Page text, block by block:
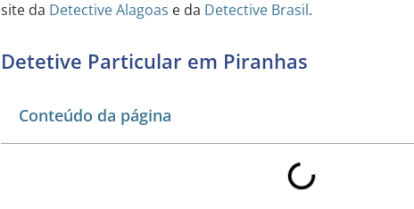
site da Detective Alagoas e da Detective Brasil.
Detetive Particular em Piranhas
Conteúdo da página